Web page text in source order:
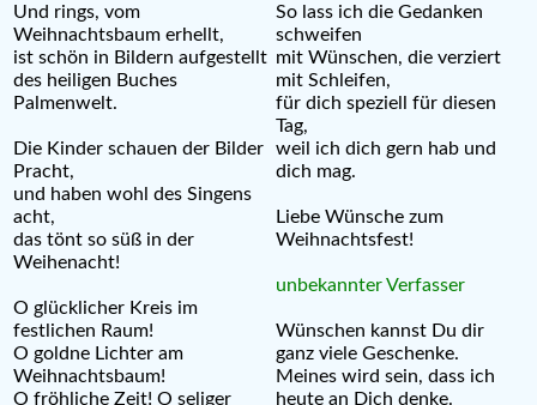
Und rings, vom
Weihnachtsbaum erhellt,
ist schön in Bildern aufgestellt
des heiligen Buches
Palmenwelt.
Die Kinder schauen der Bilder
Pracht,
und haben wohl des Singens
acht,
das tönt so süß in der
Weihenacht!
O glücklicher Kreis im
festlichen Raum!
O goldne Lichter am
Weihnachtsbaum!
O fröhliche Zeit! O seliger
So lass ich die Gedanken
schweifen
mit Wünschen, die verziert
mit Schleifen,
für dich speziell für diesen
Tag,
weil ich dich gern hab und
dich mag.
Liebe Wünsche zum
Weihnachtsfest!
unbekannter Verfasser
Wünschen kannst Du dir
ganz viele Geschenke.
Meines wird sein, dass ich
heute an Dich denke.